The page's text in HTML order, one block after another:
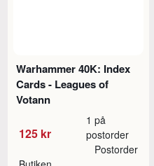
Warhammer 40K: Index
Cards - Leagues of
Votann
125 kr
1 på
postorder
Postorder